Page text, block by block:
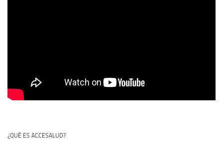
¿QUÉ ES ACCESALUD?